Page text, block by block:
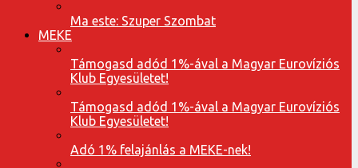
Ma este: Szuper Szombat
MEKE
Támogasd adód 1%-ával a Magyar Eurovíziós
Klub Egyesületet!
Támogasd adód 1%-ával a Magyar Eurovíziós
Klub Egyesületet!
Adó 1% felajánlás a MEKE-nek!